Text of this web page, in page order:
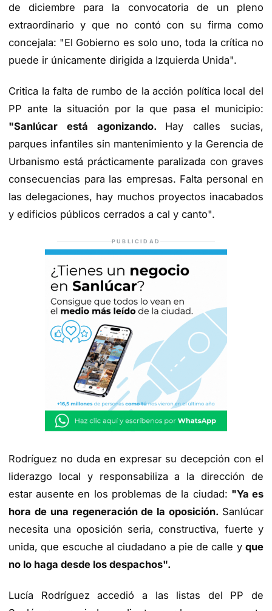
de diciembre para la convocatoria de un pleno
extraordinario y que no contó con su firma como
concejala: "El Gobierno es solo uno, toda la crítica no
puede ir únicamente dirigida a Izquierda Unida".
Critica la falta de rumbo de la acción política local del
PP ante la situación por la que pasa el municipio:
"Sanlúcar está agonizando. Hay calles sucias,
parques infantiles sin mantenimiento y la Gerencia de
Urbanismo está prácticamente paralizada con graves
consecuencias para las empresas. Falta personal en
las delegaciones, hay muchos proyectos inacabados
y edificios públicos cerrados a cal y canto".
PUBLICIDAD
Rodríguez no duda en expresar su decepción con el
liderazgo local y responsabiliza a la dirección de
estar ausente en los problemas de la ciudad: "Ya es
hora de una regeneración de la oposición. Sanlúcar
necesita una oposición seria, constructiva, fuerte y
unida, que escuche al ciudadano a pie de calle y que
no lo haga desde los despachos".
Lucía Rodríguez accedió a las listas del PP de